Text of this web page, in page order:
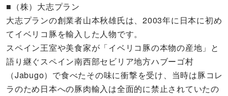
■（株）大志プラン
大志プランの創業者山本秋雄氏は、2003年に日本に初め
てイベリコ豚を輸入した人物です。
スペイン王室や美食家が「イベリコ豚の本物の産地」と
語り継ぐスペイン南西部セビリア地方ハブーゴ村
（Jabugo）で食べたその味に衝撃を受け、当時は豚コレ
ラのため日本への豚肉輸入は全面的に禁止されていたの